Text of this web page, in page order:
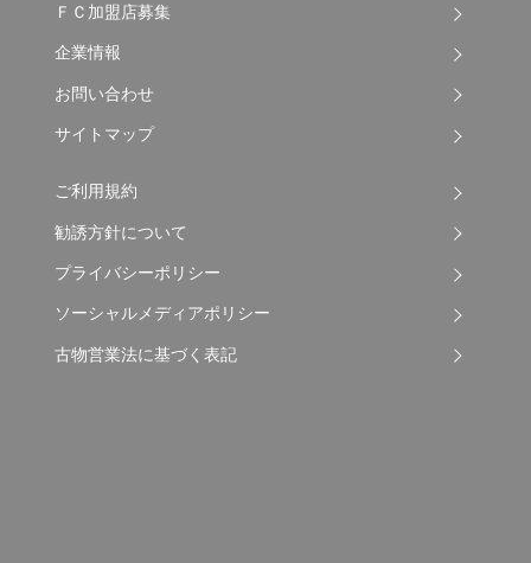
ＦＣ加盟店募集
企業情報
お問い合わせ
サイトマップ
ご利用規約
勧誘方針について
プライバシーポリシー
ソーシャルメディアポリシー
古物営業法に基づく表記